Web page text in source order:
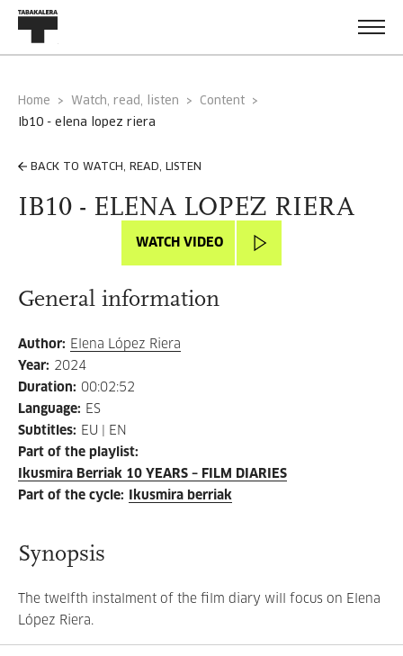
Home Watch, read, listen
Content
ib10 - elena lopez riera
BACK TO WATCH, READ, LISTEN
IB10 - ELENA LOPEZ RIERA
WATCH VIDEO
General information
Author: Elena López Riera
Year: 2024
Duration: 00:02:52
Language: ES
Subtitles: EU | EN
Part of the playlist:
Ikusmira Berriak 10 YEARS – FILM DIARIES
Part of the cycle: Ikusmira berriak
Synopsis
The twelfth instalment of the film diary will focus on Elena
López Riera.